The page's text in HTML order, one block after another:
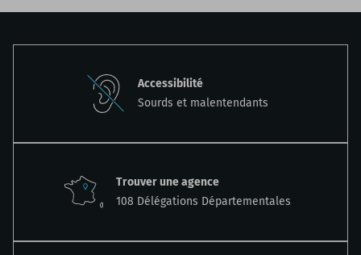
Accessibilité
Sourds et malentendants
Trouver une agence
108 Délégations Départementales